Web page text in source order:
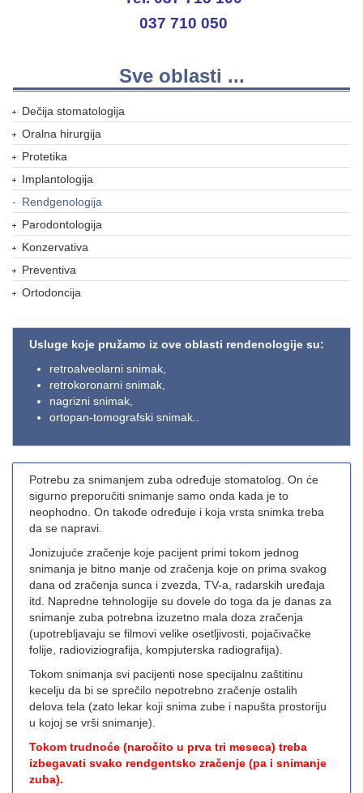
037 710 050
Sve oblasti ...
Dečija stomatologija
Oralna hirurgija
Protetika
Implantologija
Rendgenologija
Parodontologija
Konzervativa
Preventiva
Ortodoncija
Usluge koje pružamo iz ove oblasti rendenologije su:
retroalveolarni snimak,
retrokoronarni snimak,
nagrizni snimak,
ortopan-tomografski snimak..
Potrebu za snimanjem zuba određuje stomatolog. On će
sigurno preporučiti snimanje samo onda kada je to
neophodno. On takođe određuje i koja vrsta snimka treba
da se napravi.
Jonizujuće zračenje koje pacijent primi tokom jednog
snimanja je bitno manje od zračenja koje on prima svakog
dana od zračenja sunca i zvezda, TV-a, radarskih uređaja
itd. Napredne tehnologije su dovele do toga da je danas za
snimanje zuba potrebna izuzetno mala doza zračenja
(upotrebljavaju se filmovi velike osetljivosti, pojačivačke
folije, radioviziografija, kompjuterska radiografija).
Tokom snimanja svi pacijenti nose specijalnu zaštitinu
kecelju da bi se sprečilo nepotrebno zračenje ostalih
delova tela (zato lekar koji snima zube i napušta prostoriju
u kojoj se vrši snimanje).
Tokom trudnoće (naročito u prva tri meseca) treba
izbegavati svako rendgentsko zračenje (pa i snimanje
zuba).